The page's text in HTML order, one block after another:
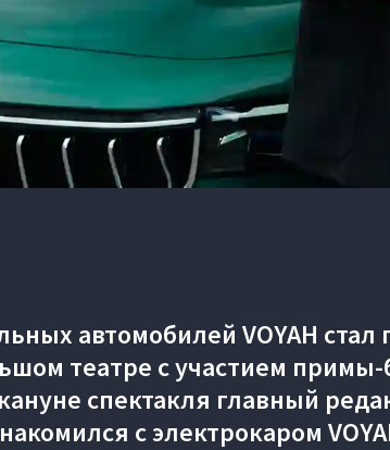
автомобилей VOYAH стал
театре с участием
спектакля главный
с электрокаром